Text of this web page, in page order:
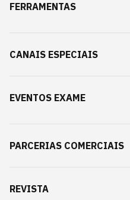
FERRAMENTAS
CANAIS ESPECIAIS
EVENTOS EXAME
PARCERIAS COMERCIAIS
REVISTA